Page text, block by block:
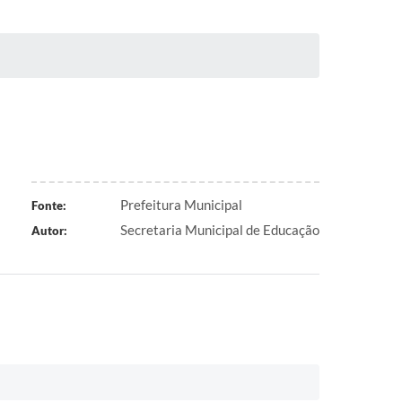
Fonte: Prefeitura Municipal
Autor: Secretaria Municipal de Educação